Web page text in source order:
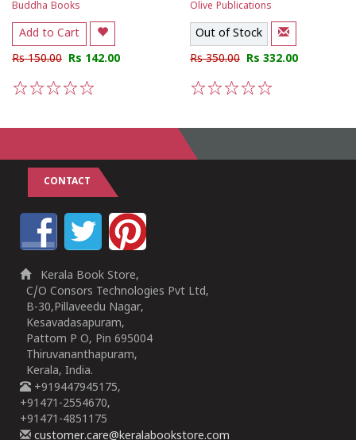
Buddha Books
Add to Cart
Rs 150.00 Rs 142.00
Olive Publications
Out of Stock
Rs 350.00 Rs 332.00
CONTACT
Kerala Book Store,
C/O Consors Technologies Pvt Ltd,
B-30,Pillaveedu Nagar,
Kesavadasapuram,
Pattom P O, Pin 695004
Thiruvananthapuram,
Kerala, India.
+919447945175,
+91471-2554670,
+91471-4851175
customer.care@keralabookstore.com